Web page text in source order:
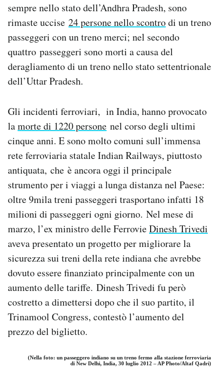
sempre nello stato dell’Andhra Pradesh, sono
rimaste uccise 24 persone nello scontrodi un treno
passeggeri con un treno merci; nel secondo
quattro passeggeri sono morti a causa del
deragliamento di un treno nello stato settentrionale
dell’Uttar Pradesh.
Gli incidenti ferroviari, in India, hanno provocato
lamorte di 1220 persone nel corso degli ultimi
cinque anni. E sono molto comuni sull’immensa
rete ferroviaria statale Indian Railways, piuttosto
antiquata, che è ancora oggi il principale
strumento per i viaggi a lunga distanza nel Paese:
oltre 9mila treni passeggeri trasportano infatti 18
milioni di passeggeri ogni giorno. Nel mese di
marzo, l’ex ministro delle FerrovieDinesh Trivedi
aveva presentato un progetto per migliorare la
sicurezza sui treni della rete indiana che avrebbe
dovuto essere finanziato principalmente con un
aumento delle tariffe. Dinesh Trivedi fu però
costretto a dimettersi dopo che il suo partito, il
Trinamool Congress, contestò l’aumento del
prezzo del biglietto.
(Nella foto: un passeggero indiano su un treno fermo alla stazione ferroviaria
di New Delhi, India, 30 luglio 2012 – AP Photo/Altaf Qadri)